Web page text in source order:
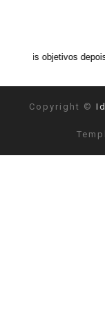
depois de
Copyright ©